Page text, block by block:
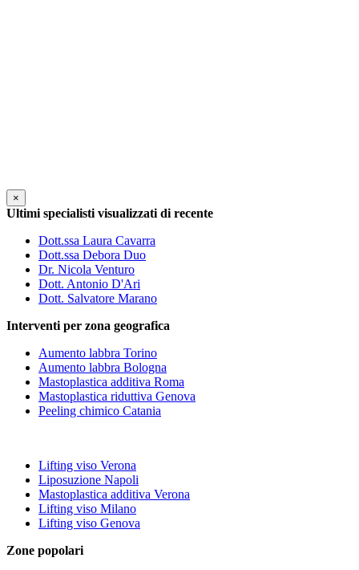
×
Ultimi specialisti visualizzati di recente
Dott.ssa Laura Cavarra
Dott.ssa Debora Duo
Dr. Nicola Venturo
Dott. Antonio D'Ari
Dott. Salvatore Marano
Interventi per zona geografica
Aumento labbra Torino
Aumento labbra Bologna
Mastoplastica additiva Roma
Mastoplastica riduttiva Genova
Peeling chimico Catania
Lifting viso Verona
Liposuzione Napoli
Mastoplastica additiva Verona
Lifting viso Milano
Lifting viso Genova
Zone popolari